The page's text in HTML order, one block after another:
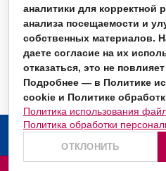
О компании
аналитики для корректной
анализа посещаемости и
собственных материалов.
даете согласие на их
отказаться, это не
Подробнее — в Политике
cookie и Политике
Политика использования
Политика обработки
ОТКЛОНИТЬ